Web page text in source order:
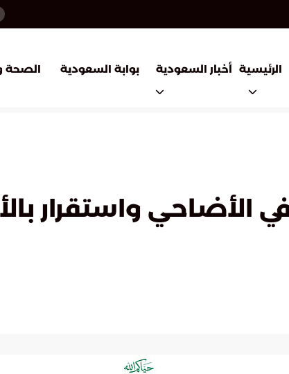
الرئيسية أخبار السعودية بوابة السعودية الصحة
الأضاحي واستقرار